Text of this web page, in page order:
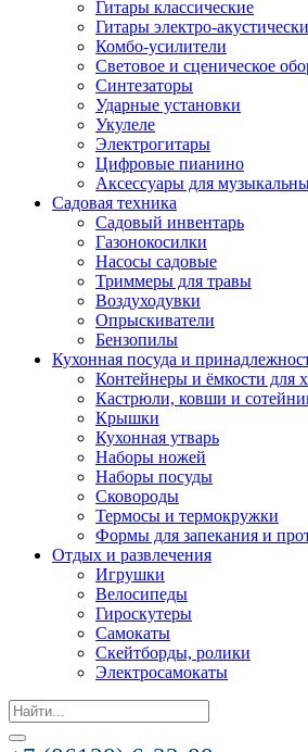
Гитары классические
Гитары электро-
Комбо-усилители
Световое и сценическое
Синтезаторы
Ударные установки
Укулеле
Электрогитары
Цифровые пианино
Аксессуары для
Садовая техника
Садовый инвентарь
Газонокосилки
Насосы садовые
Триммеры для травы
Воздуходувки
Опрыскиватели
Бензопилы
Кухонная посуда и
Контейнеры и ёмкости для
Кастрюли, ковши и
Крышки
Кухонная утварь
Наборы ножей
Наборы посуды
Сковороды
Термосы и термокружки
Формы для запекания и
Отдых и развлечения
Игрушки
Велосипеды
Гироскутеры
Самокаты
Скейтборды, ролики
Электросамокаты
Search
for: